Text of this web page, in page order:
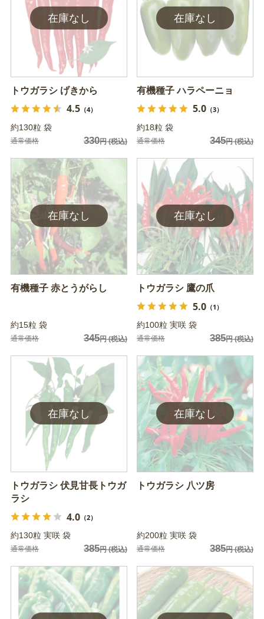
トウガラシ げきから
4.5（4）
約130粒 袋
通常価格 330円(税込)
有機種子 ハラペーニョ
5.0（3）
約18粒 袋
通常価格 345円(税込)
有機種子 赤とうがらし
約15粒 袋
通常価格 345円(税込)
トウガラシ 鷹の爪
5.0（1）
約100粒 実咲 袋
通常価格 385円(税込)
トウガラシ 伏見甘長トウガ
ラシ
4.0（2）
約130粒 実咲 袋
通常価格 385円(税込)
トウガラシ 八ツ房
約200粒 実咲 袋
通常価格 385円(税込)